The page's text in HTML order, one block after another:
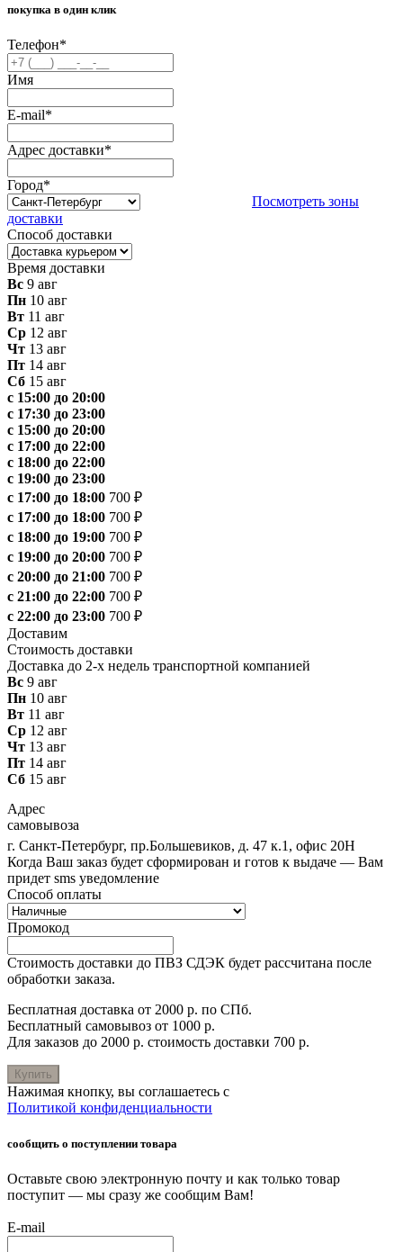
покупка в один клик
Телефон*
Имя
E-mail*
Адрес доставки*
Город*
Посмотреть зоны
доставки
Способ доставки
Время доставки
Вс 9 авг
Пн 10 авг
Вт 11 авг
Ср 12 авг
Чт 13 авг
Пт 14 авг
Сб 15 авг
с 15:00 до 20:00
с 17:30 до 23:00
с 15:00 до 20:00
с 17:00 до 22:00
с 18:00 до 22:00
с 19:00 до 23:00
с 17:00 до 18:00 700 ₽
с 17:00 до 18:00 700 ₽
с 18:00 до 19:00 700 ₽
с 19:00 до 20:00 700 ₽
с 20:00 до 21:00 700 ₽
с 21:00 до 22:00 700 ₽
с 22:00 до 23:00 700 ₽
Доставим
Стоимость доставки
Доставка до 2-х недель транспортной компанией
Вс 9 авг
Пн 10 авг
Вт 11 авг
Ср 12 авг
Чт 13 авг
Пт 14 авг
Сб 15 авг
Адрес
самовывоза
г. Санкт-Петербург, пр.Большевиков, д. 47 к.1, офис 20Н
Когда Ваш заказ будет сформирован и готов к выдаче — Вам
придет sms уведомление
Способ оплаты
Промокод
Стоимость доставки до ПВЗ СДЭК будет рассчитана после
обработки заказа.
Бесплатная доставка от 2000 р. по СПб.
Бесплатный самовывоз от 1000 р.
Для заказов до 2000 р. стоимость доставки 700 р.
Купить
Нажимая кнопку, вы соглашаетесь с
Политикой конфиденциальности
сообщить о поступлении товара
Оставьте свою электронную почту и как только товар
поступит — мы сразу же сообщим Вам!
E-mail